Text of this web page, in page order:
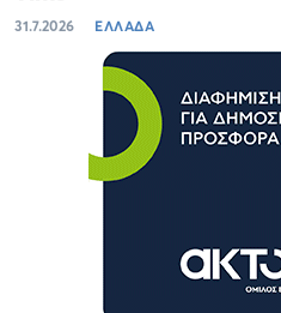
31.7.2026 ΕΛΛΑΔΑ